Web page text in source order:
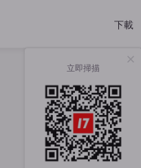
下載
立即掃描